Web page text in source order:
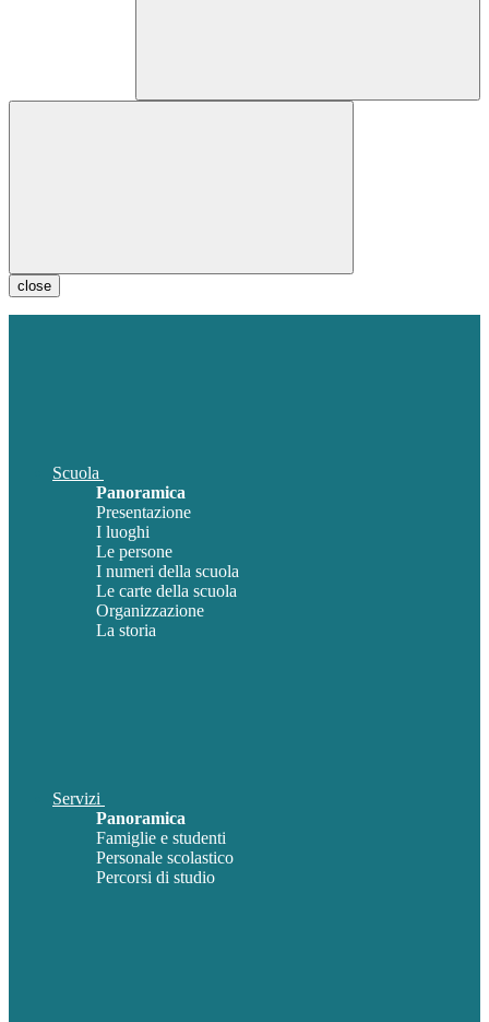
close
Scuola
Panoramica
Presentazione
I luoghi
Le persone
I numeri della scuola
Le carte della scuola
Organizzazione
La storia
Servizi
Panoramica
Famiglie e studenti
Personale scolastico
Percorsi di studio